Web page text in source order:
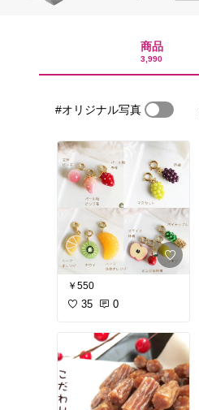
商品
3,990
#オリジナル写真
￥550
35 0